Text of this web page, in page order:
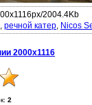
2004.4Kb
, речной катер, Nicos
2000x1116
2